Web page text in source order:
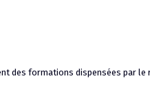
des formations dispensées par le